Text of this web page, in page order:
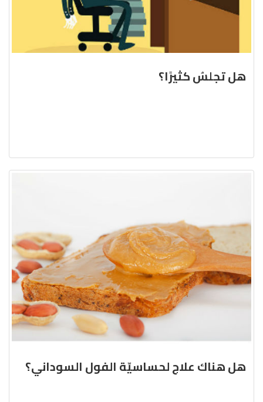
هل تجلسُ كثيرًا؟
هل هناك علاج لحساسيّة الفول السوداني؟